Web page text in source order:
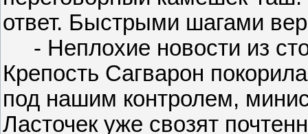
ответ. Быстрыми шагами
- Неплохие новости из
Крепость Сагварон
под нашим контролем,
Ласточек уже свозят